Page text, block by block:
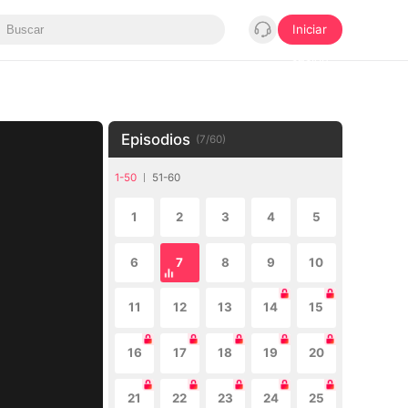
Iniciar
Episodios (7/60)
1-50 51-60
1 2 3 4 5
6 7 8 9 10
11 12 13 14 15
16 17 18 19 20
21 22 23 24 25